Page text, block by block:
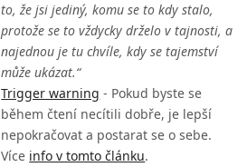
to, že jsi jediný, komu se to kdy stalo,
protože se to vždycky drželo v tajnosti, a
najednou je tu chvíle, kdy se tajemství
může ukázat.“
Trigger warning - Pokud byste se
během čtení necítili dobře, je lepší
nepokračovat a postarat se o sebe.
Více info v tomto článku.